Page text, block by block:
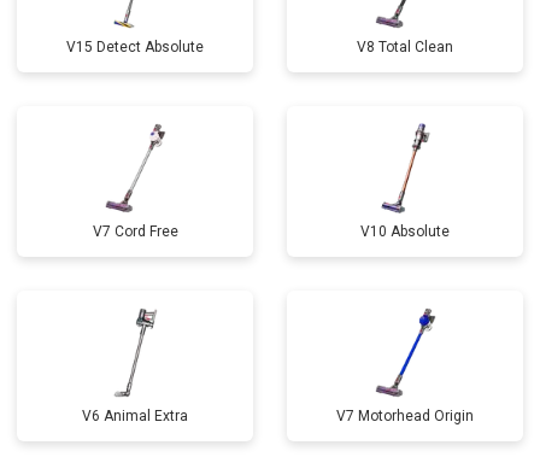
V15 Detect Absolute V8 Total Clean
V7 Cord Free V10 Absolute
V6 Animal Extra V7 Motorhead Origin